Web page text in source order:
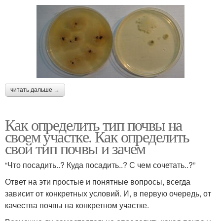
читать дальше →
Как определить тип почвы на
своем участке. Как определить
свой тип почвы и зачем
“Что посадить..? Куда посадить..? С чем сочетать..?”
Ответ на эти простые и понятные вопросы, всегда
зависит от конкретных условий. И, в первую очередь, от
качества почвы на конкретном участке.